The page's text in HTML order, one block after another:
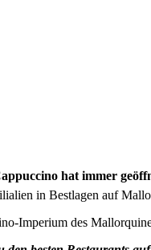
hat immer
in Bestlagen auf
Imperium des